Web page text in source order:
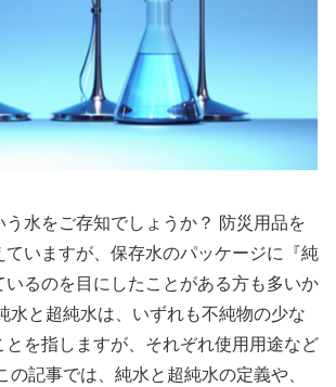
水をご存知でしょうか？ 防災用品を
いますが、保存水のパッケージに『純
るのを目にしたことがある方も多いか
水と超純水は、いずれも不純物の少な
を指しますが、それぞれ使用用途など
の記事では、純水と超純水の定義や、